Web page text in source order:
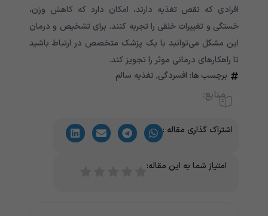
افرادی که نقص تغذیه دارند، امکان دارد که کاهش وزن،
خستگی و تغییرات خلقی را تجربه کنند. برای تشخیص و درمان
این مشکل می‌توانید با یک پزشک متخصص در ارتباط باشید
تا راهکارهای درمانی موثر را تجویز کند.
برچسب ها: افسردگی, تغذیه سالم
منابع:
اشتراک گذاری مقاله :
امتیاز شما به این مقاله: